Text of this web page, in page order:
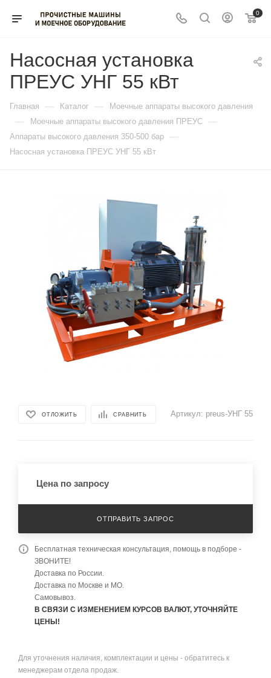
0
Насосная установка
ПРЕУС УНГ 55 кВт
Главная — Каталог — Моечные аппараты высокого давления
— Моечные аппараты высокого давления ПРЕУС —
Аппараты высокого давления 350-500 бар —
Насосная установка ПРЕУС УНГ 55 кВт
ОТЛОЖИТЬ СРАВНИТЬ Артикул: preus-УНГ 55
Цена по запросу
ОТПРАВИТЬ ЗАПРОС
Бесплатная техническая консультация, помощь в подборе -
ЗВОНИТЕ!
Доставка по России.
Доставка по Москве и МО.
Самовывоз.
В СВЯЗИ С ИЗМЕНЕНИЕМ КУРСОВ ВАЛЮТ, УТОЧНЯЙТЕ
ЦЕНЫ!
Для уточнения наличия, комплектации и цены - обратитесь к
менеджерам отдела продаж.